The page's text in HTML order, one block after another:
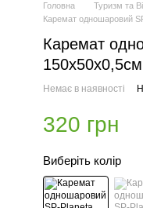
Головна Туризм та
Каремат одношаровий
Каремат
150х50х0,5см
Немає в наявності
320 грн
Виберіть колір